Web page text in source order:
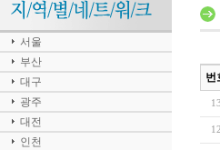
서울
부산
대구
광주
대전
인천
번
13
12